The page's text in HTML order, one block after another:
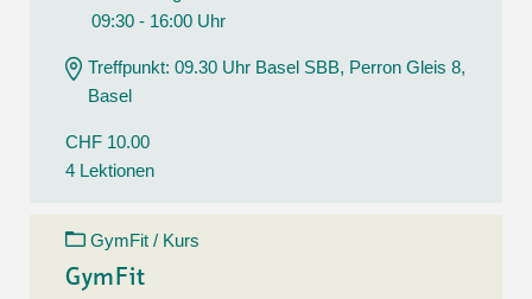
09:30 - 16:00 Uhr
Treffpunkt: 09.30 Uhr Basel SBB, Perron Gleis 8,
Basel
CHF 10.00
4 Lektionen
GymFit / Kurs
GymFit